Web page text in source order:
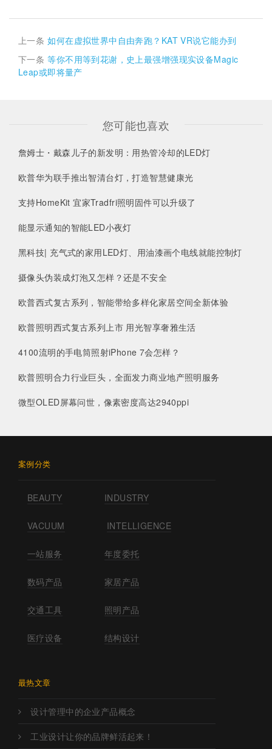
上一条 如何在虚拟世界中自由奔跑？KAT VR说它能办到
下一条 等你不用等到花谢，史上最强增强现实设备Magic
Leap或即将量产
您可能也喜欢
詹姆士・戴森儿子的新发明：用热管冷却的LED灯
欧普华为联手推出智清台灯，打造智慧健康光
支持HomeKit 宜家Tradfri照明固件可以升级了
能显示通知的智能LED小夜灯
黑科技| 充气式的家用LED灯、用油漆画个电线就能控制灯
摄像头伪装成灯泡又怎样？还是不安全
欧普西式复古系列，智能带给多样化家居空间全新体验
欧普照明西式复古系列上市 用光智享奢雅生活
4100流明的手电筒照射iPhone 7会怎样？
欧普照明合力行业巨头，全面发力商业地产照明服务
微型OLED屏幕问世，像素密度高达2940ppi
案例分类
BEAUTY INDUSTRY
VACUUM INTELLIGENCE
一站服务 年度委托
数码产品 家居产品
交通工具 照明产品
医疗设备 结构设计
最热文章
设计管理中的企业产品概念
工业设计让你的品牌鲜活起来！